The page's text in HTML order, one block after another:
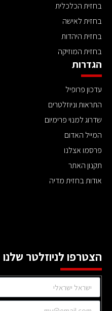
בחזית הכלכלית
בחזית לאישה
בחזית היהדות
בחזית המוזיקה
הגדרות
עדכון פרופיל
התראות וניוזלטרים
שדרוג למנוי פרימיום
המייל האדום
פרסמו אצלנו
תקנון האתר
אודות בחזית מדיה
הצטרפו לניוזלטר שלנו